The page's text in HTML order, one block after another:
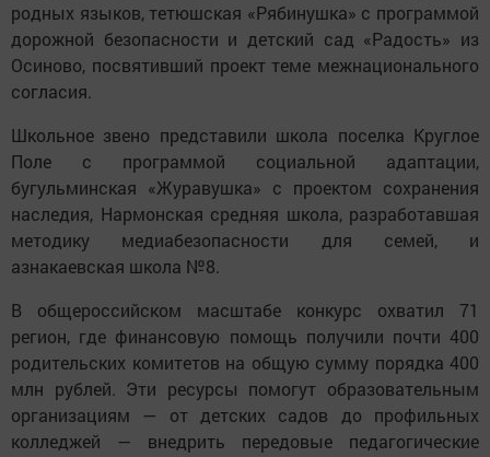
родных языков, тетюшская «Рябинушка» с программой
дорожной безопасности и детский сад «Радость» из
Осиново, посвятивший проект теме межнационального
согласия.
Школьное звено представили школа поселка Круглое
Поле с программой социальной адаптации,
бугульминская «Журавушка» с проектом сохранения
наследия, Нармонская средняя школа, разработавшая
методику медиабезопасности для семей, и
азнакаевская школа №8.
В общероссийском масштабе конкурс охватил 71
регион, где финансовую помощь получили почти 400
родительских комитетов на общую сумму порядка 400
млн рублей. Эти ресурсы помогут образовательным
организациям — от детских садов до профильных
колледжей — внедрить передовые педагогические